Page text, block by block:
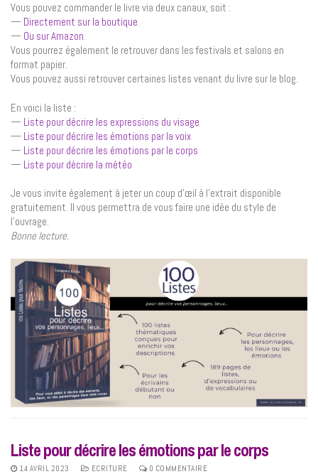
Vous pouvez commander le livre via deux canaux, soit :
— Directement sur la boutique.
— Ou sur Amazon.
Vous pourrez également le retrouver dans les festivals et salons en
format papier.
Vous pouvez aussi retrouver certaines listes venant du livre sur le blog.
En voici la liste :
— Liste pour décrire les expressions du visage
— Liste pour décrire les émotions par la voix
— Liste pour décrire les émotions par le corps
— Liste pour décrire la météo
Je vous invite également à jeter un coup d’œil à l’extrait disponible
gratuitement. Il vous permettra de vous faire une idée du style de
l’ouvrage.
Bonne lecture.
Liste pour décrire les émotions par le corps
14 AVRIL 2023 ECRITURE 0 COMMENTAIRE